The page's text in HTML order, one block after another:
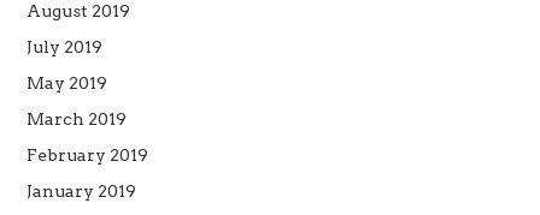
August 2019
July 2019
May 2019
March 2019
February 2019
January 2019